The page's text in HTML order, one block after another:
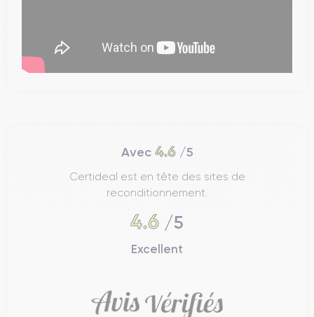
Avec 4.6/5
Certideal est en tête des sites de
reconditionnement.
4.6 /5
Excellent